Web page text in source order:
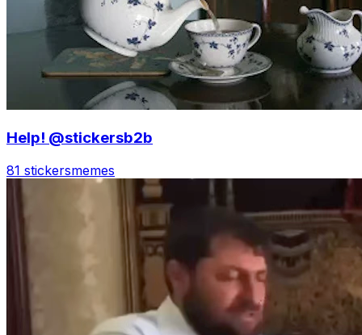
Help! @stickersb2b
81 stickersmemes